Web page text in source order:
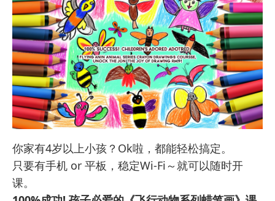
你家有4岁以上小孩？Ok啦，都能轻松搞定。
只要有手机 or 平板，稳定Wi-Fi～就可以随时开
课。